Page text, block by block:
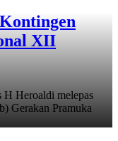
XII
H Heroaldi melepas
Gerakan Pramuka